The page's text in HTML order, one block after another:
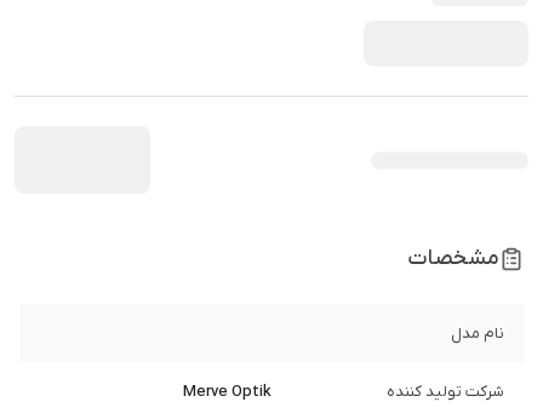
مشخصات
نام مدل
شرکت تولید کننده Merve Optik